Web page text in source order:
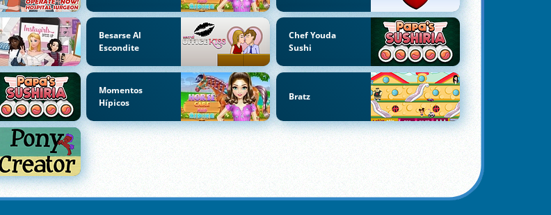
Besarse Al
Escondite
Chef Youda
Sushi
Momentos
Hípicos
Bratz